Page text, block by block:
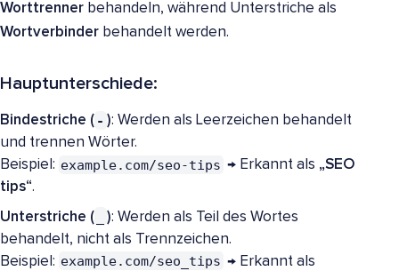
Worttrenner behandeln, während Unterstriche als
Wortverbinder behandelt werden.
Hauptunterschiede:
Bindestriche ( - ): Werden als Leerzeichen behandelt
und trennen Wörter.
Beispiel: example.com/seo-tips → Erkannt als „SEO
tips“.
Unterstriche (
): Werden als Teil des Wortes
behandelt, nicht als Trennzeichen.
Beispiel: example.com/seo_tips → Erkannt als